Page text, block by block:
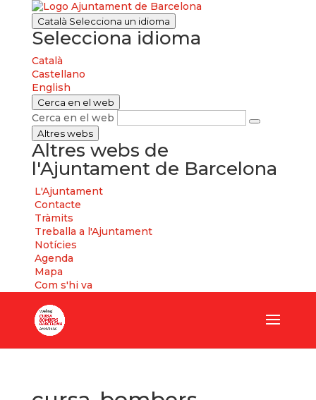
Català Selecciona un idioma
Selecciona idioma
Català
Castellano
English
Cerca en el web
Cerca en el web
Altres webs
Altres webs de
l'Ajuntament de Barcelona
L'Ajuntament
Contacte
Tràmits
Treballa a l'Ajuntament
Notícies
Agenda
Mapa
Com s'hi va